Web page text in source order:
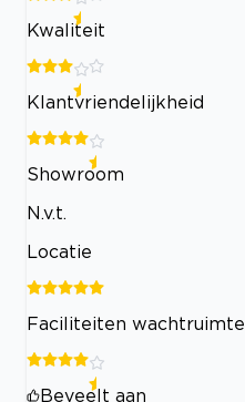
Kwaliteit
Klantvriendelijkheid
Showroom
N.v.t.
Locatie
Faciliteiten wachtruimte
Beveelt aan